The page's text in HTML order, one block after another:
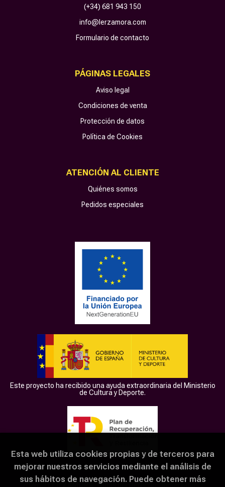
(+34) 681 943 150
info@lerzamora.com
Formulario de contacto
PÁGINAS LEGALES
Aviso legal
Condiciones de venta
Protección de datos
Política de Cookies
ATENCIÓN AL CLIENTE
Quiénes somos
Pedidos especiales
Este proyecto ha recibido una ayuda extraordinaria del Ministerio
de Cultura y Deporte.
. Todos los Derechos Reservados |
Esta web utiliza cookies propias y de terceros para
mejorar nuestros servicios mediante el análisis de
sus hábitos de navegación. Puede obtener más